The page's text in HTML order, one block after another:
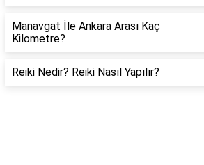
Manavgat İle Ankara Arası Kaç
Kilometre?
Reiki Nedir? Reiki Nasıl Yapılır?